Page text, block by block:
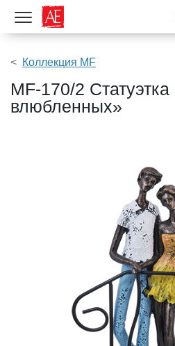
Показать меню
Коллекция MF
MF-170/2
влюбленных»